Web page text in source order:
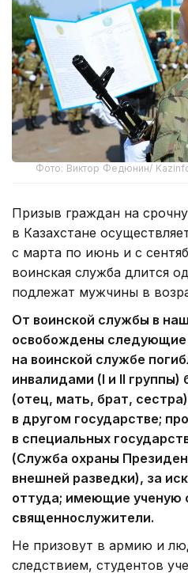
Фото: Виктор Федюнин/
Призыв граждан на
в Казахстане
с марта по июнь и с
воинская служба длится
подлежат мужчины в
От воинской службы в
освобождены следующие
на воинской службе
инвалидами (I и II группы)
(отец, мать, брат,
в другом государстве;
в специальных
(Служба охраны
внешней разведки), за
оттуда; имеющие ученую
священнослужители.
Не призовут в армию и
следствием, студентов